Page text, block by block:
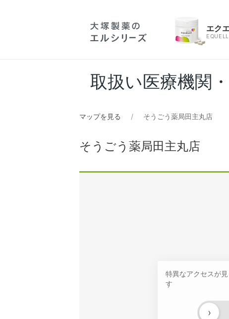
エク
取扱い医療機関
マップを見る そうごう薬局田主丸店
そうごう薬局田主丸店
特異なアクセスが
す
›